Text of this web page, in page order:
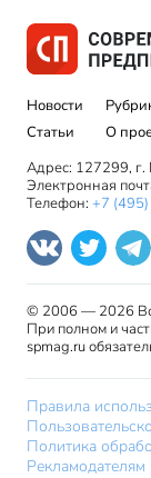
Новости
Статьи
О
Адрес: 127299, г.
Электронная
Телефон: +7
© 2006 — 2026
При полном и
spmag.ru
Правила
Политика
Рекламодателям